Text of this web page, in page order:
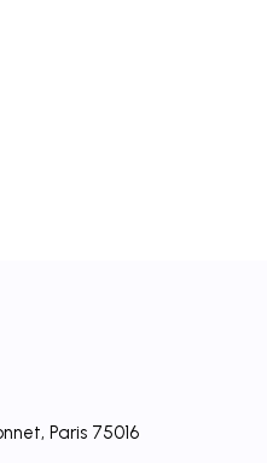
Paris 75016